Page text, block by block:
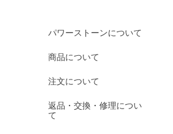
パワーストーンについて
商品について
注文について
返品・交換・修理につい
て